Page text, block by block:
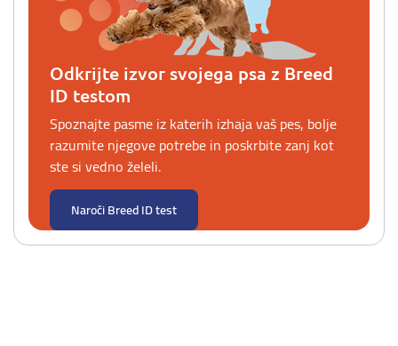
Odkrijte izvor svojega psa z Breed
ID testom
Spoznajte pasme iz katerih izhaja vaš pes, bolje
razumite njegove potrebe in poskrbite zanj kot
ste si vedno želeli.
Naroči Breed ID test